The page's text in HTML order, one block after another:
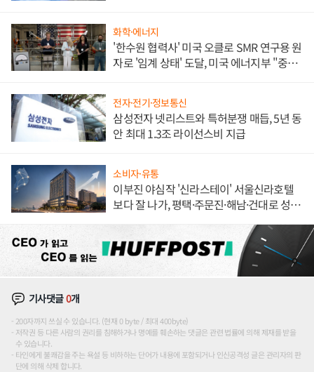
화학·에너지
'한수원 협력사' 미국 오클로 SMR 연구용 원
자로 '임계 상태' 도달, 미국 에너지부 "중요
전자·전기·정보통신
삼성전자 넷리스트와 특허분쟁 매듭, 5년 동
안 최대 1.3조 라이선스비 지급
소비자·유통
이부진 야심작 '신라스테이' 서울신라호텔
보다 잘 나가, 평택·주문진·해남·건대로 성
기사댓글0개
200자까지 쓰실 수 있습니다. (현재 0 byte / 최대 400byte)
저작권 등 다른 사람의 권리를 침해하거나 명예를 훼손하는 댓글은 관련 법률에 의해 제재를 받을
수 있습니다.
타인에게 불쾌감을 주는 욕설 등 비하하는 단어가 내용에 포함되거나 인신공격성 글은 관리자의 판
단에 의해 삭제 합니다.